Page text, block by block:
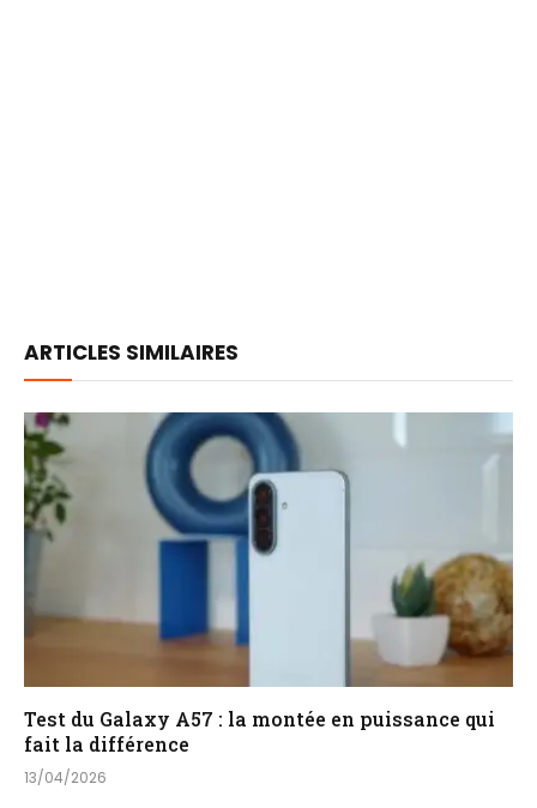
ARTICLES SIMILAIRES
Test du Galaxy A57 : la montée en puissance qui
fait la différence
13/04/2026